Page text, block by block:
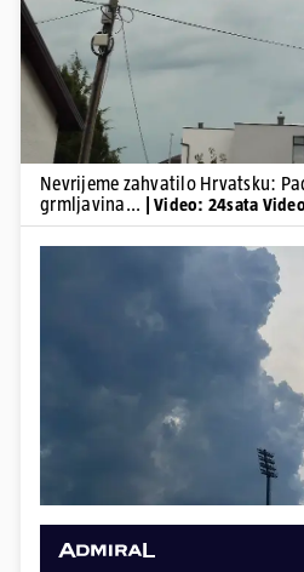
Nevrijeme zahvatilo Hrvatsku:
grmljavina...
| Video: 24sata Video